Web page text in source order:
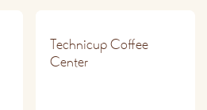
Technicup Coffee
Center